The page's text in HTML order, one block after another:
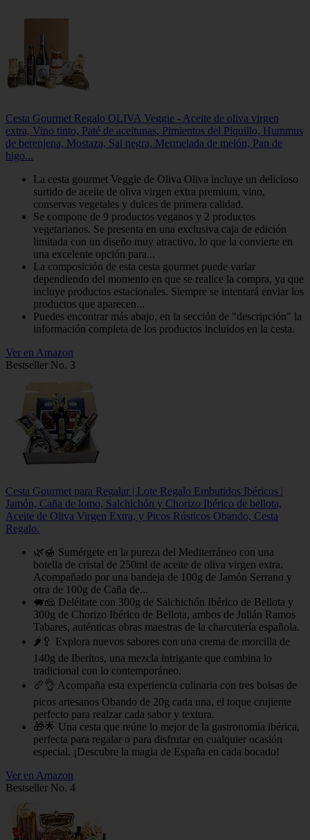
Cesta Gourmet Regalo OLIVA Veggie - Aceite de oliva virgen
extra, Vino tinto, Paté de aceitunas, Pimientos del Piquillo, Hummus
de berenjena, Mostaza, Sal negra, Mermelada de melón, Pan de
higo...
La cesta gourmet Veggie de Oliva Oliva incluye un delicioso
surtido de aceite de oliva virgen extra premium, vino,
conservas vegetales y dulces de primera calidad.
Se compone de 9 productos veganos y 2 productos
vegetarianos. Se presenta en una exclusiva caja de edición
limitada con un diseño muy atractivo, lo que la convierte en
una excelente opción para...
La composición de esta cesta gourmet puede variar
dependiendo del momento en que se realice la compra, ya que
incluye productos estacionales. Siempre se intentará enviar los
productos que aparecen...
Puedes encontrar más abajo, en la sección de "descripción" la
información completa de los productos incluidos en la cesta.
Ver en Amazon
Bestseller No. 3
Cesta Gourmet para Regalar | Lote Regalo Embutidos Ibéricos |
Jamón, Caña de lomo, Salchichón y Chorizo Ibérico de bellota,
Aceite de Oliva Virgen Extra, y Picos Rústicos Obando, Cesta
Regalo.
🌿🍯 Sumérgete en la pureza del Mediterráneo con una
botella de cristal de 250ml de aceite de oliva virgen extra.
Acompañado por una bandeja de 100g de Jamón Serrano y
otra de 100g de Caña de...
🐖🧀 Deléitate con 300g de Salchichón Ibérico de Bellota y
300g de Chorizo Ibérico de Bellota, ambos de Julián Ramos
Tabares, auténticas obras maestras de la charcutería española.
🌶️🥄 Explora nuevos sabores con una crema de morcilla de
140g de Iberitos, una mezcla intrigante que combina lo
tradicional con lo contemporáneo.
🥖👌 Acompaña esta experiencia culinaria con tres bolsas de
picos artesanos Obando de 20g cada una, el toque crujiente
perfecto para realzar cada sabor y textura.
🎁🌟 Una cesta que reúne lo mejor de la gastronomía ibérica,
perfecta para regalar o para disfrutar en cualquier ocasión
especial. ¡Descubre la magia de España en cada bocado!
Ver en Amazon
Bestseller No. 4